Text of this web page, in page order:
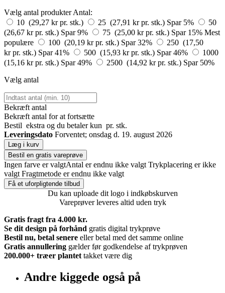
Vælg antal produkter Antal:
10 (29,27 kr pr. stk.)
25 (27,91 kr pr. stk.) Spar 5%
50
(26,67 kr pr. stk.) Spar 9% 75 (25,00 kr pr. stk.) Spar 15% Mest
populære
100 (20,19 kr pr. stk.) Spar 32%
250 (17,50
kr pr. stk.) Spar 41% 500 (15,93 kr pr. stk.) Spar 46%
1000
(15,16 kr pr. stk.) Spar 49% 2500 (14,92 kr pr. stk.) Spar 50%
Vælg antal
Bekræft antal
Bekræft antal for at fortsætte
Bestil ekstra og du betaler kun pr. stk.
Leveringsdato Forventet; onsdag d. 19. august 2026
Læg i kurv
Bestil en gratis vareprøve
Ingen farve er valgtAntal er endnu ikke valgt Trykplacering er ikke
valgt Fragtmetode er endnu ikke valgt
Få et uforpligtende tilbud
Du kan uploade dit logo i indkøbskurven
Vareprøver leveres altid uden tryk
Gratis fragt fra 4.000 kr.
Se dit design på forhånd gratis digital trykprøve
Bestil nu, betal senere eller betal med det samme online
Gratis annullering gælder før godkendelse af trykprøven
200.000+ træer plantet takket være dig
Andre kiggede også på